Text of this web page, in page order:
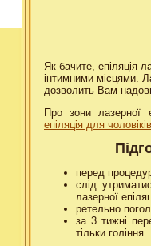
Як бачите, епіляція
інтимними місцями.
дозволить Вам
Про зони лазерної
епіляція для
перед
слід
лазерної
ретельно
за 3 тижні
тільки гоління.